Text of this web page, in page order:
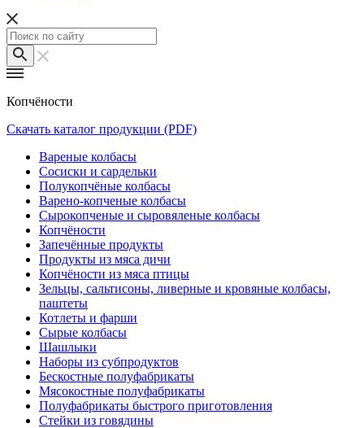
Копчёности
Скачать каталог продукции (PDF)
Вареные колбасы
Сосиски и сардельки
Полукопчёные колбасы
Варено-копченые колбасы
Сырокопченые и сыровяленые колбасы
Копчёности
Запечённые продукты
Продукты из мяса дичи
Копчёности из мяса птицы
Зельцы, сальтисоны, ливерные и кровяные колбасы,
паштеты
Котлеты и фарши
Сырые колбасы
Шашлыки
Наборы из субпродуктов
Бескостные полуфабрикаты
Мясокостные полуфабрикаты
Полуфабрикаты быстрого приготовления
Стейки из говядины